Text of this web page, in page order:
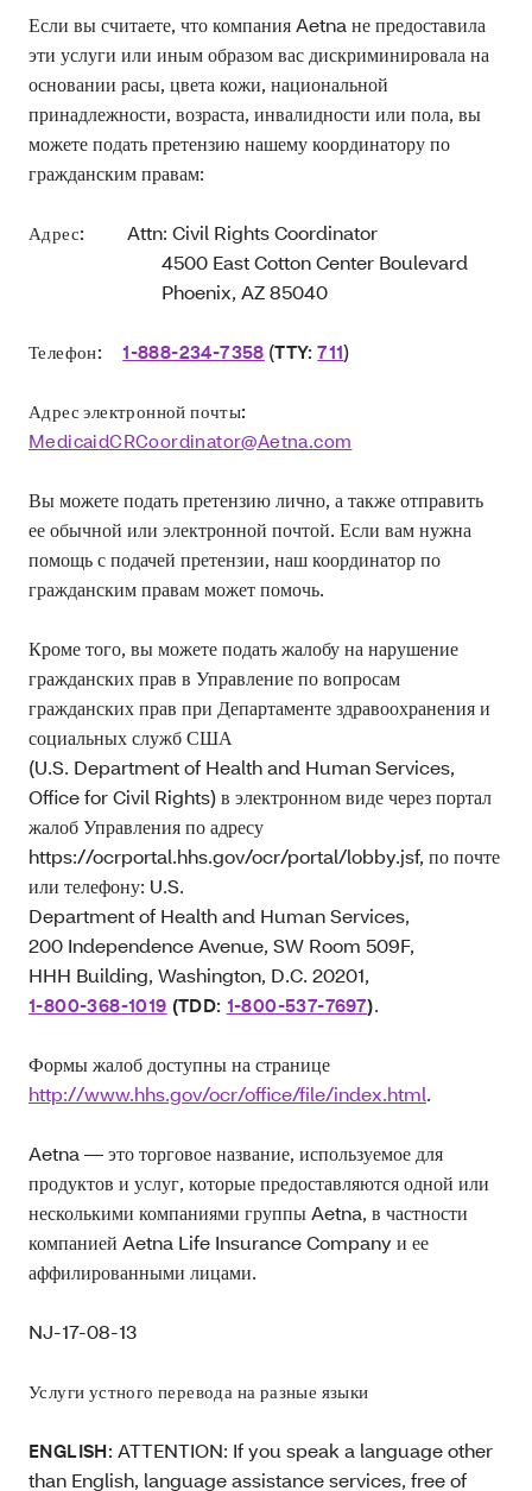
Если вы считаете, что компания Aetna не предоставила
эти услуги или иным образом вас дискриминировала на
основании расы, цвета кожи, национальной
принадлежности, возраста, инвалидности или пола, вы
можете подать претензию нашему координатору по
гражданским правам:
Адрес:
Attn: Civil Rights Coordinator
4500 East Cotton Center Boulevard
Phoenix, AZ 85040
Телефон:1-888-234-7358 (TTY:711)
Адрес электронной почты:
MedicaidCRCoordinator@Aetna.com
Вы можете подать претензию лично, а также отправить
ее обычной или электронной почтой. Если вам нужна
помощь с подачей претензии, наш координатор по
гражданским правам может помочь.
Кроме того, вы можете подать жалобу на нарушение
гражданских прав в Управление по вопросам
гражданских прав при Департаменте здравоохранения и
социальных служб США
(U.S. Department of Health and Human Services,
Office for Civil Rights) в электронном виде через портал
жалоб Управления по адресу
https://ocrportal.hhs.gov/ocr/portal/lobby.jsf, по почте
или телефону: U.S.
Department of Health and Human Services,
200 Independence Avenue, SW Room 509F,
HHH Building, Washington, D.C. 20201,
1-800-368-1019 (TDD: 1-800-537-7697).
Формы жалоб доступны на странице
http://www.hhs.gov/ocr/office/file/index.html.
Aetna — это торговое название, используемое для
продуктов и услуг, которые предоставляются одной или
несколькими компаниями группы Aetna, в частности
компанией Aetna Life Insurance Company и ее
аффилированными лицами.
NJ-17-08-13
Услуги устного перевода на разные языки
ENGLISH: ATTENTION: If you speak a language other
than English, language assistance services, free of